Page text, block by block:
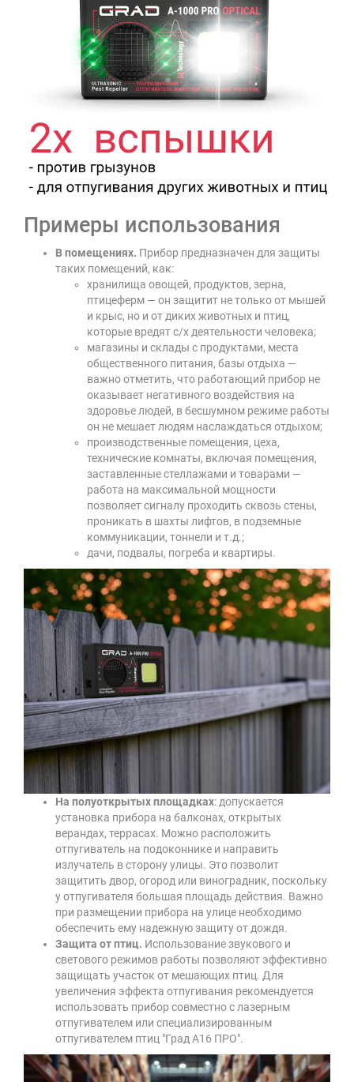
Примеры использования
В помещениях. Прибор предназначен для защиты
таких помещений, как:
хранилища овощей, продуктов, зерна,
птицеферм — он защитит не только от мышей
и крыс, но и от диких животных и птиц,
которые вредят с/х деятельности человека;
магазины и склады с продуктами, места
общественного питания, базы отдыха —
важно отметить, что работающий прибор не
оказывает негативного воздействия на
здоровье людей, в бесшумном режиме работы
он не мешает людям наслаждаться отдыхом;
производственные помещения, цеха,
технические комнаты, включая помещения,
заставленные стеллажами и товарами —
работа на максимальной мощности
позволяет сигналу проходить сквозь стены,
проникать в шахты лифтов, в подземные
коммуникации, тоннели и т.д.;
дачи, подвалы, погреба и квартиры.
На полуоткрытых площадках: допускается
установка прибора на балконах, открытых
верандах, террасах. Можно расположить
отпугиватель на подоконнике и направить
излучатель в сторону улицы. Это позволит
защитить двор, огород или виноградник, поскольку
у отпугивателя большая площадь действия. Важно
при размещении прибора на улице необходимо
обеспечить ему надежную защиту от дождя.
Защита от птиц. Использование звукового и
светового режимов работы позволяют эффективно
защищать участок от мешающих птиц. Для
увеличения эффекта отпугивания рекомендуется
использовать прибор совместно с лазерным
отпугивателем или специализированным
отпугивателем птиц "Град А16 ПРО".